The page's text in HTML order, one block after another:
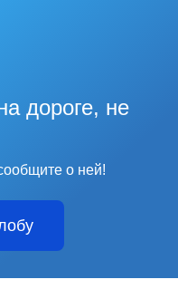
дороге, не
о ней!